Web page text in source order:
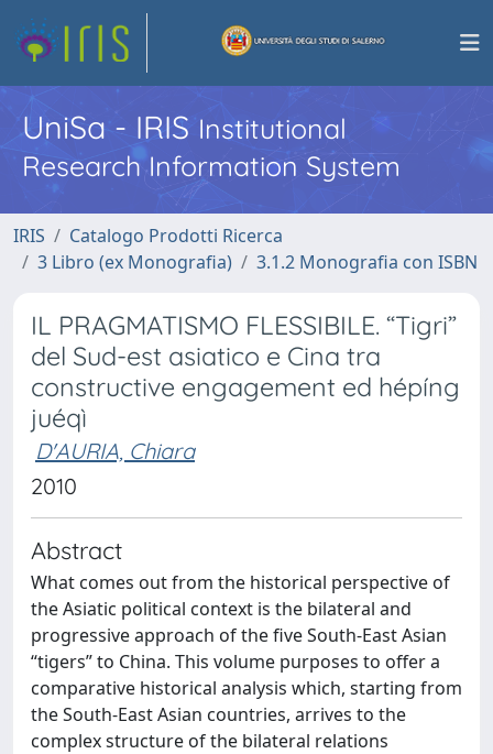
UniSa - IRISInstitutional
Research Information System
IRIS
Catalogo Prodotti Ricerca
3 Libro (ex Monografia)
3.1.2 Monografia con ISBN
IL PRAGMATISMO FLESSIBILE. “Tigri”
del Sud-est asiatico e Cina tra
constructive engagement ed hépíng
juéqì
D'AURIA, Chiara
2010
Abstract
What comes out from the historical perspective of
the Asiatic political context is the bilateral and
progressive approach of the five South-East Asian
“tigers” to China. This volume purposes to offer a
comparative historical analysis which, starting from
the South-East Asian countries, arrives to the
complex structure of the bilateral relations